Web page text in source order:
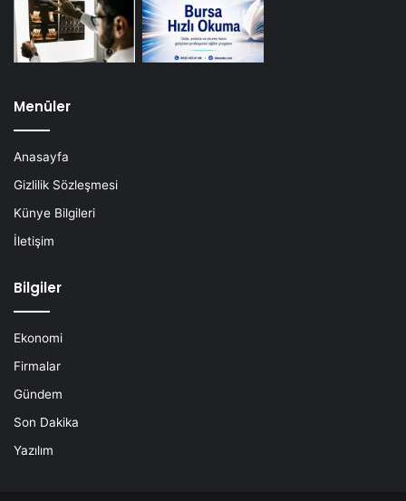
Menüler
Anasayfa
Gizlilik Sözleşmesi
Künye Bilgileri
İletişim
Bilgiler
Ekonomi
Firmalar
Gündem
Son Dakika
Yazılım